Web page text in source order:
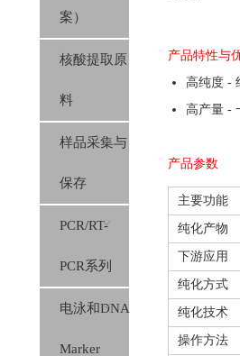
案）
核酸提取原
料
样品采集与
保存
PCR/RT-
PCR系列
电泳和DNA
Marker
产品特性与
高纯度 -
高产量 -
产品参数
主要功能
纯化产物
下游应用
纯化方式
纯化技术
操作方法